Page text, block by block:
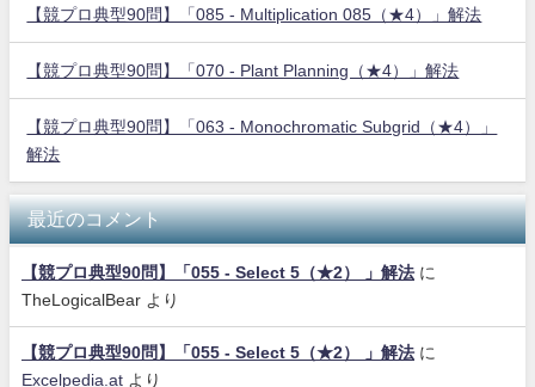
【競プロ典型90問】「085 - Multiplication 085（★4）」解法
【競プロ典型90問】「070 - Plant Planning（★4）」解法
【競プロ典型90問】「063 - Monochromatic Subgrid（★4）」
解法
最近のコメント
【競プロ典型90問】「055 - Select 5（★2） 」解法 に
TheLogicalBear より
【競プロ典型90問】「055 - Select 5（★2） 」解法 に
Excelpedia.at より